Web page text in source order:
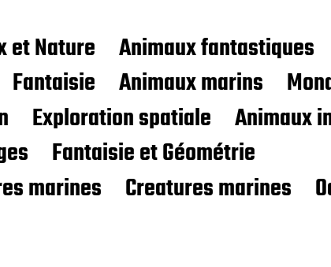
et Nature
Animaux fantastiques
Fantaisie Animaux marins
Exploration spatiale
Animaux
Fantaisie et Géométrie
marines
Creatures marines